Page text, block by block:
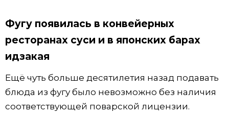
Фугу появилась в конвейерных
ресторанах суси и в японских барах
идзакая
Ещё чуть больше десятилетия назад подавать
блюда из фугу было невозможно без наличия
соответствующей поварской лицензии.